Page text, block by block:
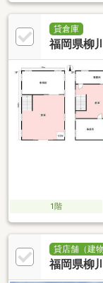
貸倉庫
福岡県柳
1階
貸店舗（建物
福岡県柳